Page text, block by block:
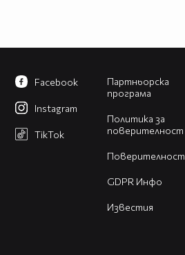
Партньорска
програма
Политика за
поверителност
Поверителност
GDPR Инфо
Известия
Facebook
Instagram
TikTok